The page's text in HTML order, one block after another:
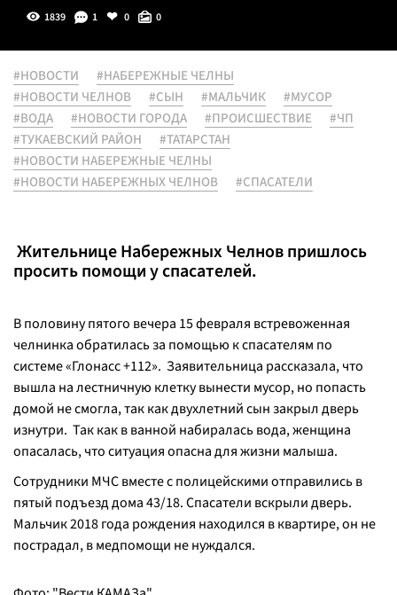
1839 1 0 0
#НОВОСТИ
#НАБЕРЕЖНЫЕ ЧЕЛНЫ
#НОВОСТИ ЧЕЛНОВ
#СЫН #МАЛЬЧИК
#МУСОР
#ВОДА
#НОВОСТИ ГОРОДА #ПРОИСШЕСТВИЕ
#ЧП
#ТУКАЕВСКИЙ РАЙОН
#ТАТАРСТАН
#НОВОСТИ НАБЕРЕЖНЫЕ ЧЕЛНЫ
#НОВОСТИ НАБЕРЕЖНЫХ ЧЕЛНОВ
#СПАСАТЕЛИ
Жительнице Набережных Челнов пришлось
просить помощи у спасателей.
В половину пятого вечера 15 февраля встревоженная
челнинка обратилась за помощью к спасателям по
системе «Глонасс +112». Заявительница рассказала, что
вышла на лестничную клетку вынести мусор, но попасть
домой не смогла, так как двухлетний сын закрыл дверь
изнутри. Так как в ванной набиралась вода, женщина
опасалась, что ситуация опасна для жизни малыша.
Сотрудники МЧС вместе с полицейскими отправились в
пятый подъезд дома 43/18. Спасатели вскрыли дверь.
Мальчик 2018 года рождения находился в квартире, он не
пострадал, в медпомощи не нуждался.